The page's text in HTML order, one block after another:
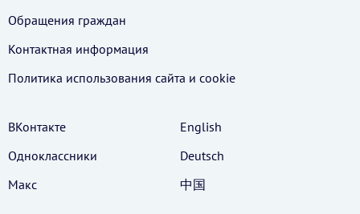
Обращения граждан
Контактная информация
Политика использования cайта и cookie
ВКонтакте
Одноклассники
Макс
English
Deutsch
中国